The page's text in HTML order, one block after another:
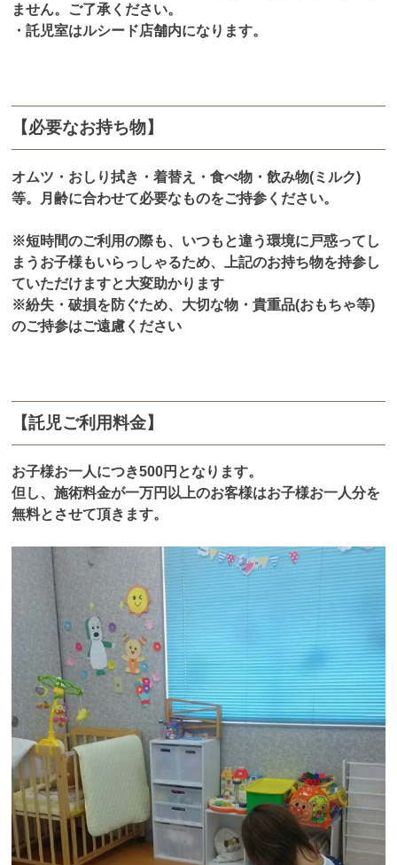
ません。ご了承ください。
・託児室はルシード店舗内になります。
【必要なお持ち物】
オムツ・おしり拭き・着替え・食べ物・飲み物(ミルク)
等。月齢に合わせて必要なものをご持参ください。
※短時間のご利用の際も、いつもと違う環境に戸惑ってし
まうお子様もいらっしゃるため、上記のお持ち物を持参し
ていただけますと大変助かります
※紛失・破損を防ぐため、大切な物・貴重品(おもちゃ等)
のご持参はご遠慮ください
【託児ご利用料金】
お子様お一人につき500円となります。
但し、施術料金が一万円以上のお客様はお子様お一人分を
無料とさせて頂きます。